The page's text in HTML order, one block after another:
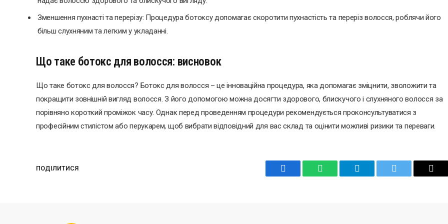
Зменшення пухнасті та перерізу: Процедура ботоксу допомагає скоротити пухнастість та переріз волосся, роблячи його
більш слухняним та легким у укладанні.
Що таке ботокс для волосся: висновок
Що таке ботокс для волосся? Ботокс для волосся – це інноваційна процедура, яка допомагає зміцнити, зволожити та
покращити зовнішній вигляд волосся. З його допомогою можна досягти здорового, блискучого і слухняного волосся за
порівняно короткий проміжок часу. Однак перед проведенням процедури рекомендується проконсультуватися з
професійним стилістом або перукарем, щоб вибрати відповідний для вас склад та оцінити можливі ризики та переваги.
ПОДІЛИТИСЯ
Facebook WhatsAppTelegram Twitter